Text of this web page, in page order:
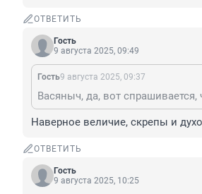
ОТВЕТИТЬ
Гость
9 августа 2025, 09:49
Гость9 августа 2025, 09:37
Наверное величие, скрепы и
ОТВЕТИТЬ
Гость
9 августа 2025, 10:25